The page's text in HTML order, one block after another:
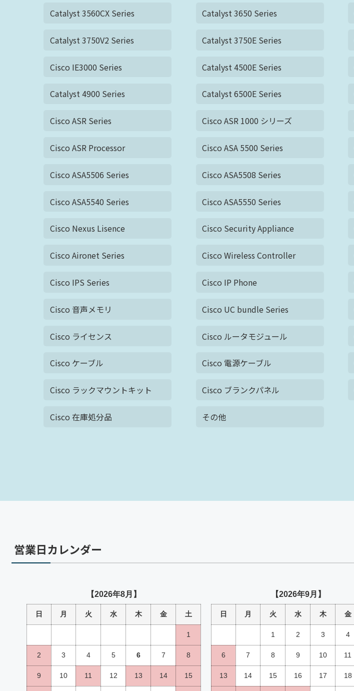
Catalyst 3560CX Series Catalyst 3650 Series
Catalyst 3750V2 Series Catalyst 3750E Series
Cisco IE3000 Series Catalyst 4500E Series
Catalyst 4900 Series Catalyst 6500E Series
Cisco ASR Series Cisco ASR 1000 シリーズ
Cisco ASR Processor Cisco ASA 5500 Series
Cisco ASA5506 Series Cisco ASA5508 Series
Cisco ASA5540 Series Cisco ASA5550 Series
Cisco Nexus Lisence Cisco Security Appliance
Cisco Aironet Series Cisco Wireless Controller
Cisco IPS Series Cisco IP Phone
Cisco 音声メモリ Cisco UC bundle Series
Cisco ライセンス Cisco ルータモジュール
Cisco ケーブル Cisco 電源ケーブル
Cisco ラックマウントキット Cisco ブランクパネル
Cisco 在庫処分品 その他
営業日カレンダー